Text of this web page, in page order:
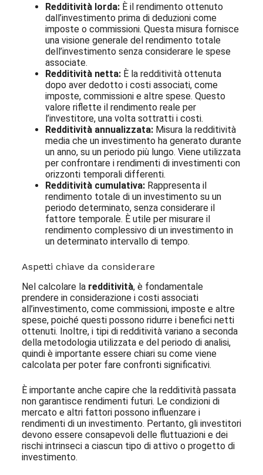
Redditività lorda:È il rendimento ottenuto
dall’investimento prima di deduzioni come
imposte o commissioni. Questa misura fornisce
una visione generale del rendimento totale
dell’investimento senza considerare le spese
associate.
Redditività netta: È la redditività ottenuta
dopo aver dedotto i costi associati, come
imposte, commissioni e altre spese. Questo
valore riflette il rendimento reale per
l’investitore, una volta sottratti i costi.
Redditività annualizzata:Misura la redditività
media che un investimento ha generato durante
un anno, su un periodo più lungo. Viene utilizzata
per confrontare i rendimenti di investimenti con
orizzonti temporali differenti.
Redditività cumulativa:Rappresenta il
rendimento totale di un investimento su un
periodo determinato, senza considerare il
fattore temporale. È utile per misurare il
rendimento complessivo di un investimento in
un determinato intervallo di tempo.
Aspetti chiave da considerare
Nel calcolare la redditività, è fondamentale
prendere in considerazione i costi associati
all’investimento, come commissioni, imposte e altre
spese, poiché questi possono ridurre i benefici netti
ottenuti. Inoltre, i tipi di redditività variano a seconda
della metodologia utilizzata e del periodo di analisi,
quindi è importante essere chiari su come viene
calcolata per poter fare confronti significativi.
È importante anche capire che la redditività passata
non garantisce rendimenti futuri. Le condizioni di
mercato e altri fattori possono influenzare i
rendimenti di un investimento. Pertanto, gli investitori
devono essere consapevoli delle fluttuazioni e dei
rischi intrinseci a ciascun tipo di attivo o progetto di
investimento.